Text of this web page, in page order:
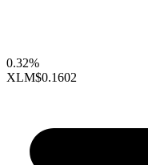
0.32%
XLM$0.1602